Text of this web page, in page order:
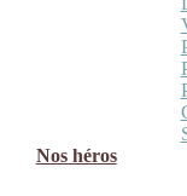
Nos héros